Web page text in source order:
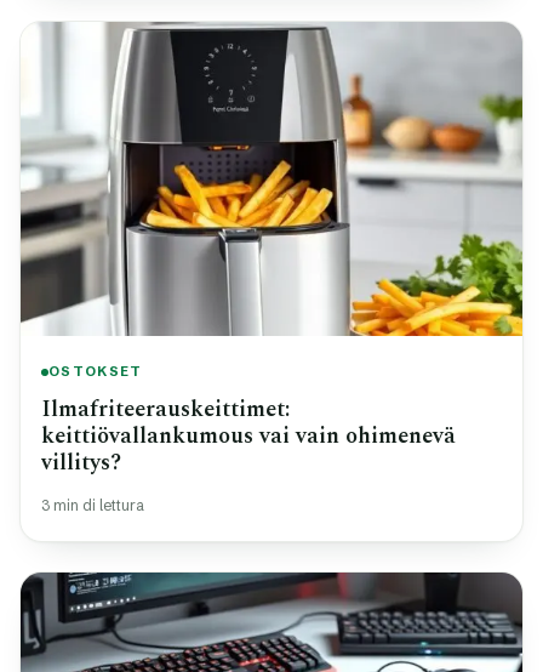
OSTOKSET
Ilmafriteerauskeittimet:
keittiövallankumous vai vain ohimenevä
villitys?
3 min di lettura